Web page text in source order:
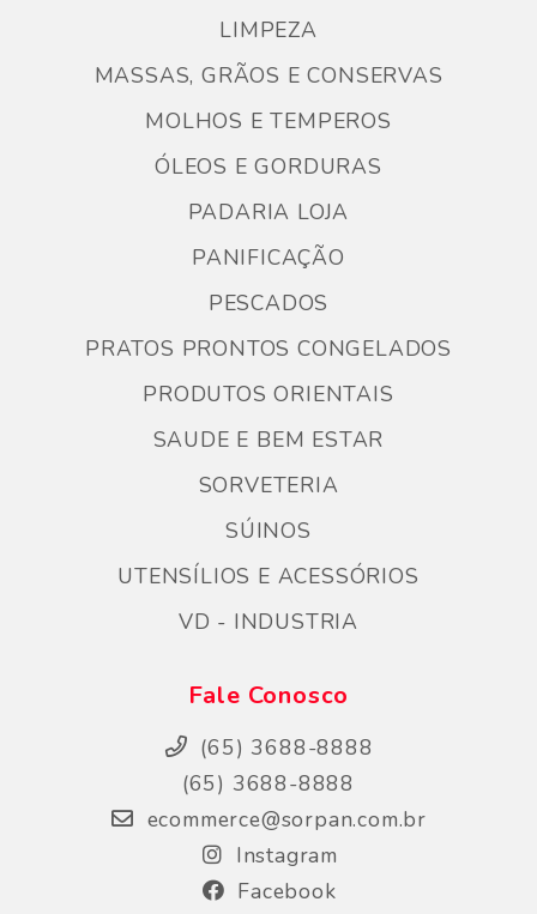
LIMPEZA
MASSAS, GRÃOS E CONSERVAS
MOLHOS E TEMPEROS
ÓLEOS E GORDURAS
PADARIA LOJA
PANIFICAÇÃO
PESCADOS
PRATOS PRONTOS CONGELADOS
PRODUTOS ORIENTAIS
SAUDE E BEM ESTAR
SORVETERIA
SÚINOS
UTENSÍLIOS E ACESSÓRIOS
VD - INDUSTRIA
Fale Conosco
(65) 3688-8888
(65) 3688-8888
ecommerce@sorpan.com.br
Instagram
Facebook